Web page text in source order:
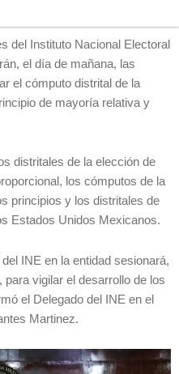
del Instituto Nacional Electoral
el día de mañana, las
el cómputo distrital de la
de mayoría relativa y
distritales de la elección de
los cómputos de la
principios y los distritales de
Estados Unidos Mexicanos.
INE en la entidad sesionará,
vigilar el desarrollo de los
el Delegado del INE en el
Martinez.